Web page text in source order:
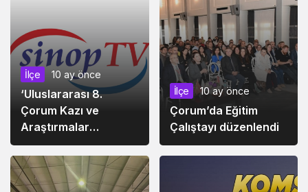
İlçe 10 ay önce
‘Uluslararası 8.
Çorum Kazı ve
Araştırmalar
Sempozyumu’
düzenleniyor
İlçe 10 ay önce
Çorum’da Eğitim
Çalıştayı düzenlendi